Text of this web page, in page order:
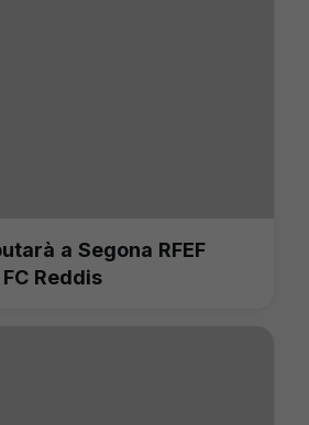
a Segona RFEF
Reddis